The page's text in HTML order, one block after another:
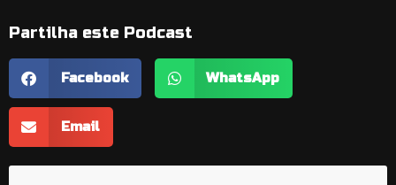
Partilha este Podcast
Facebook WhatsApp
Email